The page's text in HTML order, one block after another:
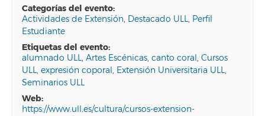
categorías del evento:
Actividades de Extensión, Destacado ULL, Perfil
Estudiante
etiquetas del evento:
alumnado ULL,Artes Escénicas,canto coral,Cursos
ULL,expresión coporal, Extensión Universitaria ULL,
Seminarios ULL
web:
https://www.ull.es/cultura/cursos-extension-